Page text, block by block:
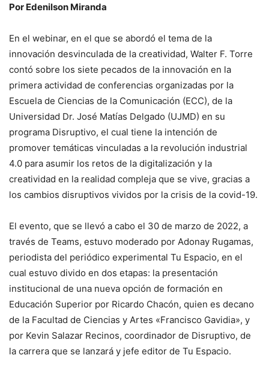
Por Edenilson Miranda
En el webinar, en el que se abordó el tema de la
innovación desvinculada de la creatividad, Walter F. Torre
contó sobre los siete pecados de la innovación en la
primera actividad de conferencias organizadas por la
Escuela de Ciencias de la Comunicación (ECC), de la
Universidad Dr. José Matías Delgado (UJMD) en su
programa Disruptivo, el cual tiene la intención de
promover temáticas vinculadas a la revolución industrial
4.0 para asumir los retos de la digitalización y la
creatividad en la realidad compleja que se vive, gracias a
los cambios disruptivos vividos por la crisis de la covid-19.
El evento, que se llevó a cabo el 30 de marzo de 2022, a
través de Teams, estuvo moderado por Adonay Rugamas,
periodista del periódico experimental Tu Espacio, en el
cual estuvo divido en dos etapas: la presentación
institucional de una nueva opción de formación en
Educación Superior por Ricardo Chacón, quien es decano
de la Facultad de Ciencias y Artes «Francisco Gavidia», y
por Kevin Salazar Recinos, coordinador de Disruptivo, de
la carrera que se lanzará y jefe editor de Tu Espacio.